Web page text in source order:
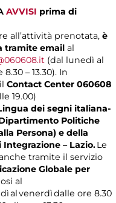
AVVISI prima di
all’attività prenotata, è
tramite email al
(dal lunedì al
– 13.30). In
Contact Center 060608
19.00)
dei segni italiana-
Politiche
Persona) e della
– Lazio.Le
tramite il servizio
Globale per
al
al venerdì dalle ore 8.30